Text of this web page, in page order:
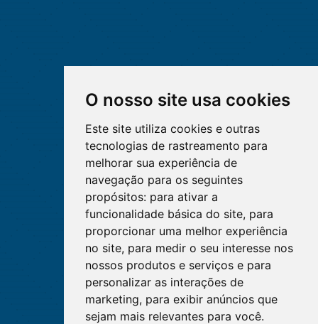
O nosso site usa cookies
Este site utiliza cookies e outras
tecnologias de rastreamento para
melhorar sua experiência de
navegação para os seguintes
propósitos: para ativar a
funcionalidade básica do site, para
proporcionar uma melhor experiência
no site, para medir o seu interesse nos
nossos produtos e serviços e para
personalizar as interações de
marketing, para exibir anúncios que
sejam mais relevantes para você.